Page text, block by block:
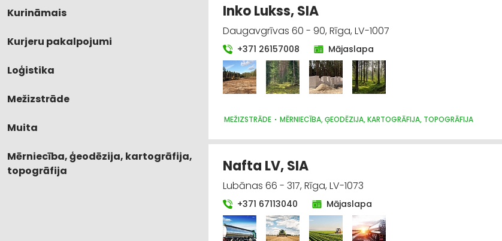
Kurināmais
Kurjeru pakalpojumi
Loģistika
Mežizstrāde
Muita
Mērniecība, ģeodēzija, kartogrāfija,
topogrāfija
Inko Lukss, SIA
Daugavgrīvas 60 - 90, Rīga, LV-1007
+371 26157008 Mājaslapa
MEŽIZSTRĀDE MĒRNIECĪBA, ĢEODĒZIJA, KARTOGRĀFIJA, TOPOGRĀFIJA
Nafta LV, SIA
Lubānas 66 - 317, Rīga, LV-1073
+371 67113040 Mājaslapa